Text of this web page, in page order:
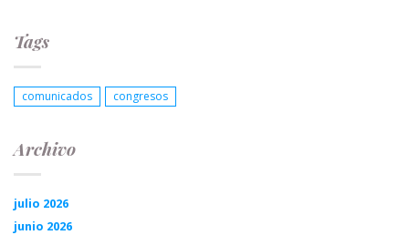
Tags
comunicados congresos
Archivo
julio 2026
junio 2026